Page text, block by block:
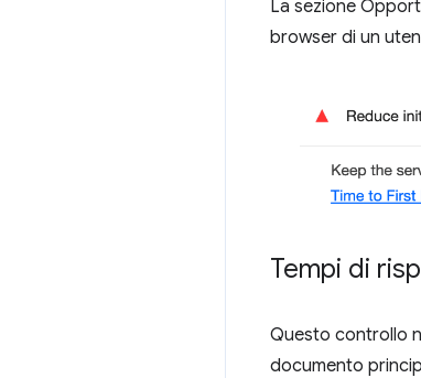
La sezione
browser di un
Tempi di
Questo controllo
documento